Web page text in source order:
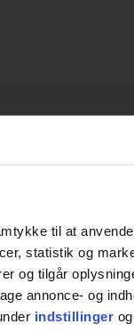
til at
statistik og
og tilgår
annonce- og
indstillinger